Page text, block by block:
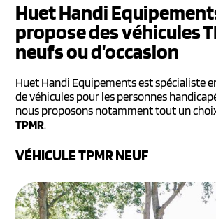
Huet Handi
propose des véhicules
neufs ou d’occasion
Huet Handi Equipements est spécialiste
de véhicules pour les personnes
nous proposons notamment tout un
TPMR.
VÉHICULE TPMR NEUF